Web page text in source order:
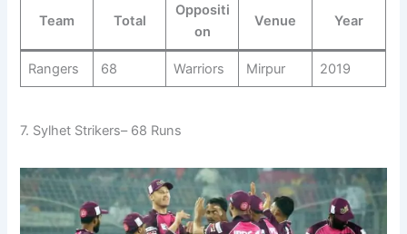
Team Total
Oppositi
on
Venue Year
Rangers 68 Warriors Mirpur 2019
7. Sylhet Strikers– 68 Runs